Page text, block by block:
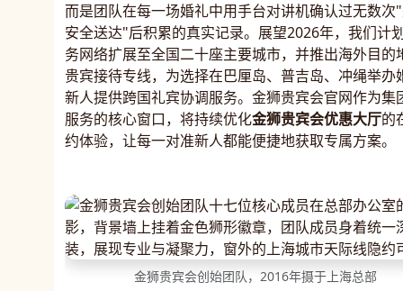
金狮贵宾会创始团队，2016年摄于上海总部
而是团队在每一场婚礼中用手台对讲机确认过无数次
安全送达"后积累的真实记录。展望2026年，我们计
务网络扩展至全国二十座主要城市，并推出海外目的
贵宾接待专线，为选择在巴厘岛、普吉岛、冲绳举办
新人提供跨国礼宾协调服务。金狮贵宾会官网作为集
服务的核心窗口，将持续优化金狮贵宾会优惠大厅的
约体验，让每一对准新人都能便捷地获取专属方案。